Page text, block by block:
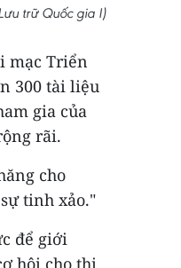
trữ Quốc gia I)
mạc Triển
300 tài liệu
gia của
rãi.
cho
tinh xảo."
để giới
hội cho thị